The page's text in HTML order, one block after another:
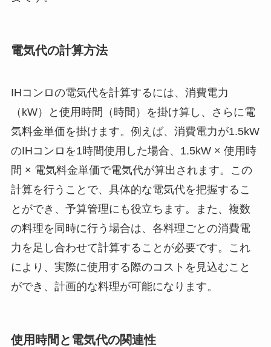
電気代の計算方法
IHコンロの電気代を計算するには、消費電力
（kW）と使用時間（時間）を掛け算し、さらに電
気料金単価を掛けます。例えば、消費電力が1.5kW
のIHコンロを1時間使用した場合、1.5kW × 使用時
間 × 電気料金単価で電気代が算出されます。この
計算を行うことで、具体的な電気代を把握するこ
とができ、予算管理にも役立ちます。また、複数
の料理を同時に行う場合は、各料理ごとの消費電
力を足し合わせて計算することが必要です。これ
により、実際に使用する際のコストを見込むこと
ができ、計画的な料理が可能になります。
使用時間と電気代の関連性